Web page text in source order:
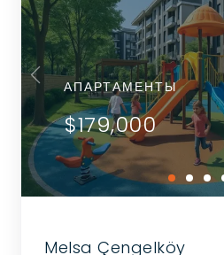
АПАРТАМЕНТЫ
$179,000
Melsa Çengelköy